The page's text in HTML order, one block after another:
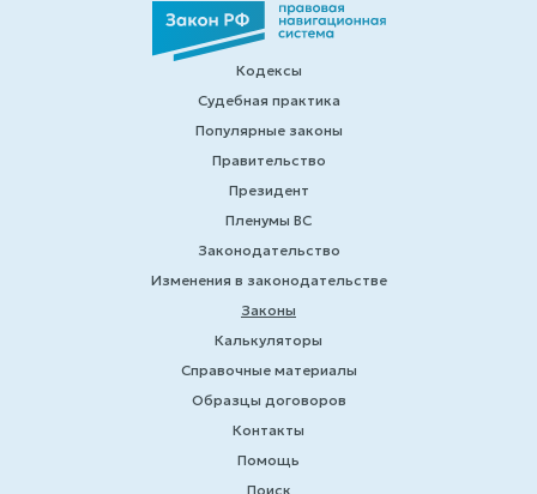
Кодексы
Судебная практика
Популярные законы
Правительство
Президент
Пленумы ВС
Законодательство
Изменения в законодательстве
Законы
Калькуляторы
Справочные материалы
Образцы договоров
Контакты
Помощь
Поиск